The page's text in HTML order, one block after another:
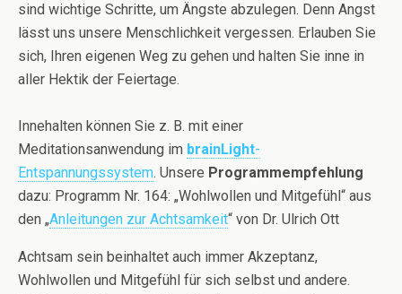
sind wichtige Schritte, um Ängste abzulegen. Denn Angst
lässt uns unsere Menschlichkeit vergessen. Erlauben Sie
sich, Ihren eigenen Weg zu gehen und halten Sie inne in
aller Hektik der Feiertage.
Innehalten können Sie z. B. mit einer
Meditationsanwendung im brainLight-
Entspannungssystem. Unsere Programmempfehlung
dazu: Programm Nr. 164: „Wohlwollen und Mitgefühl“ aus
den „Anleitungen zur Achtsamkeit“ von Dr. Ulrich Ott
Achtsam sein beinhaltet auch immer Akzeptanz,
Wohlwollen und Mitgefühl für sich selbst und andere.